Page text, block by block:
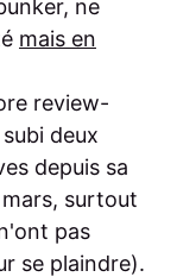
ne
mais en
review-
deux
depuis sa
surtout
pas
se plaindre).